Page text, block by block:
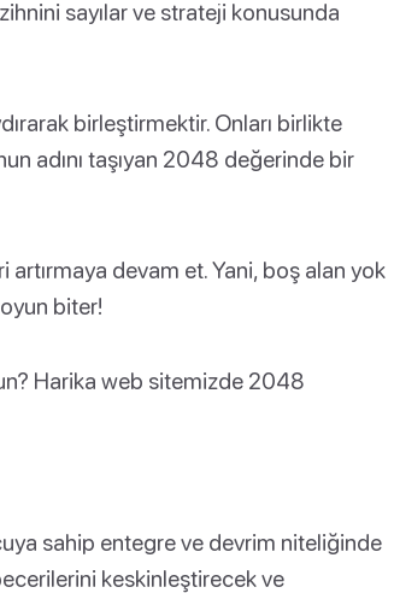
sayılar ve strateji konusunda
birleştirmektir. Onları birlikte
adını taşıyan 2048 değerinde bir
devam et. Yani, boş alan yok
biter!
Harika web sitemizde 2048
sahip entegre ve devrim niteliğinde
keskinleştirecek ve